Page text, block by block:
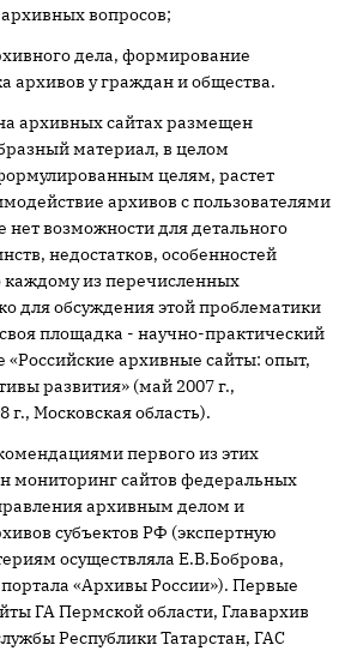
вопросов;
дела, формирование
архивов у граждан и общества.
архивных сайтах размещен
материал, в целом
целям, растет
архивов с пользователями
нет возможности для детального
недостатков, особенностей
каждому из перечисленных
для обсуждения этой проблематики
площадка - научно-практический
архивные сайты: опыт,
развития» (май 2007 г.,
Московская область).
первого из этих
мониторинг сайтов федеральных
архивным делом и
субъектов РФ (экспертную
осуществляла Е.В.Боброва,
«Архивы России»). Первые
ГА Пермской области, Главархив
Республики Татарстан, ГАС